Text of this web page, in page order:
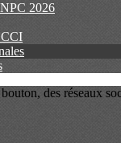
2026
des réseaux